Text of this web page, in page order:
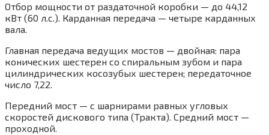
Отбор мощности от раздаточной коробки — до 44,12
кВт (60 л.с.). Карданная передача — четыре карданных
вала.
Главная передача ведущих мостов — двойная: пара
конических шестерен со спиральным зубом и пара
цилиндрических косозубых шестерен; передаточное
число 7,22.
Передний мост — с шарнирами равных угловых
скоростей дискового типа (Тракта). Средний мост —
проходной.